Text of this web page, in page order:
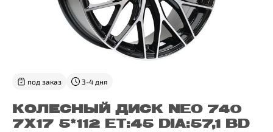
КОЛЕСНЫЙ ДИСК NEO 740
7X17 5*112 ET:45 DIA:57,1 BD
под заказ 3-4 дня